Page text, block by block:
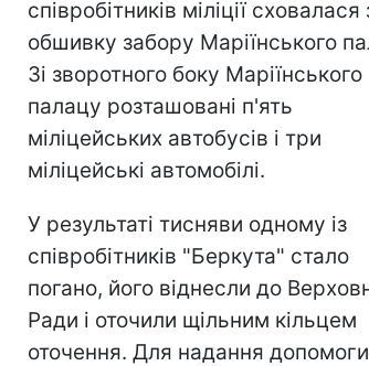
співробітників міліції сховалася
обшивку забору Маріїнського
Зі зворотного боку Маріїнського
палацу розташовані п'ять
міліцейських автобусів і три
міліцейські автомобілі.
У результаті тисняви одному із
співробітників "Беркута" стало
погано, його віднесли до
Ради і оточили щільним кільцем
оточення. Для надання допомоги